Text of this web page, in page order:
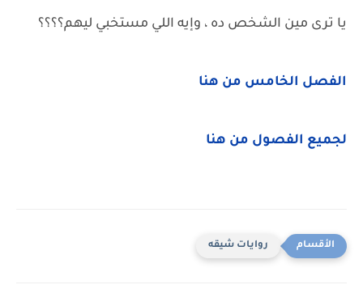
يا ترى مين الشخص ده ، وإيه اللي مستخبي ليهم؟؟؟؟
الفصل الخامس من هنا
لجميع الفصول من هنا
روايات شيقه